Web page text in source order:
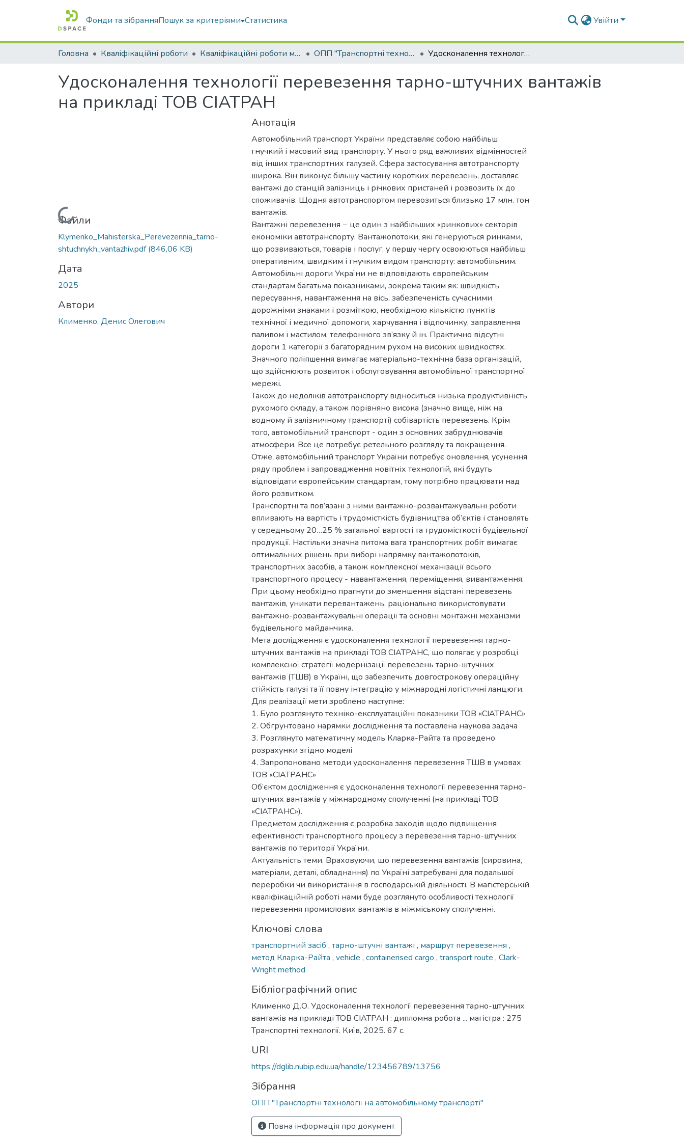
Фонди та зібранняПошук за критеріями Статистика Увійти
Головна Кваліфікаційні роботи Кваліфікаційні роботи магістрів ОПП "Транспортні технології на автомобільному транспорті" Удосконалення технології перевезення тарно-штучних вантажів на прикладі ТОВ СІАТРАН
Удосконалення технології перевезення тарно-штучних вантажів
на прикладі ТОВ СІАТРАН
Вантажиться...Файли
Klymenko_Mahisterska_Perevezennia_tarno-
shtuchnykh_vantazhiv.pdf(846,06 KB)
Дата
2025
Автори
Клименко, Денис Олегович
Анотація
Автомобільний транспорт України представляє собою найбільш
гнучкий і масовий вид транспорту. У нього ряд важливих відмінностей
від інших транспортних галузей. Сфера застосування автотранспорту
широка. Він виконує більшу частину коротких перевезень, доставляє
вантажі до станцій залізниць і річкових пристаней і розвозить їх до
споживачів. Щодня автотранспортом перевозиться близько 17 млн. тон
вантажів.
Вантажні перевезення − це один з найбільших «ринкових» секторів
економіки автотранспорту. Вантажопотоки, які генеруються ринками,
що розвиваються, товарів і послуг, у першу чергу освоюються найбільш
оперативним, швидким і гнучким видом транспорту: автомобільним.
Автомобільні дороги України не відповідають європейським
стандартам багатьма показниками, зокрема таким як: швидкість
пересування, навантаження на вісь, забезпеченість сучасними
дорожніми знаками і розміткою, необхідною кількістю пунктів
технічної і медичної допомоги, харчування і відпочинку, заправлення
паливом і мастилом, телефонного зв’язку й ін. Практично відсутні
дороги 1 категорії з багаторядним рухом на високих швидкостях.
Значного поліпшення вимагає матеріально-технічна база організацій,
що здійснюють розвиток і обслуговування автомобільної транспортної
мережі.
Також до недоліків автотранспорту відноситься низька продуктивність
рухомого складу, а також порівняно висока (значно вище, ніж на
водному й залізничному транспорті) собівартість перевезень. Крім
того, автомобільний транспорт - один з основних забруднювачів
атмосфери. Все це потребує ретельного розгляду та покращення.
Отже, автомобільний транспорт України потребує оновлення, усунення
ряду проблем і запровадження новітніх технологій, які будуть
відповідати європейським стандартам, тому потрібно працювати над
його розвитком.
Транспортні та пов’язані з ними вантажно-розвантажувальні роботи
впливають на вартість і трудомісткість будівництва об’єктів і становлять
у середньому 20…25 % загальної вартості та трудомісткості будівельної
продукції. Настільки значна питома вага транспортних робіт вимагає
оптимальних рішень при виборі напрямку вантажопотоків,
транспортних засобів, а також комплексної механізації всього
транспортного процесу - навантаження, переміщення, вивантаження.
При цьому необхідно прагнути до зменшення відстані перевезень
вантажів, уникати перевантажень, раціонально використовувати
вантажно-розвантажувальні операції та основні монтажні механізми
будівельного майданчика.
Мета дослідження є удосконалення технології перевезення тарно-
штучних вантажів на прикладі ТОВ СІАТРАНС, що полягає у розробці
комплексної стратегії модернізації перевезень тарно-штучних
вантажів (ТШВ) в Україні, що забезпечить довгострокову операційну
стійкість галузі та її повну інтеграцію у міжнародні логістичні ланцюги.
Для реалізації мети зроблено наступне:
1. Було розглянуто техніко-експлуатаційні показники ТОВ «СІАТРАНС»
2. Обгрунтовано нарямки дослідження та поставлена наукова задача
3. Розглянуто математичну модель Кларка-Райта та проведено
розрахунки згідно моделі
4. Запропоновано методи удосконалення перевезення ТШВ в умовах
ТОВ «СІАТРАНС»
Об’єктом дослідження є удосконалення технології перевезення тарно-
штучних вантажів у міжнародному сполученні (на прикладі ТОВ
«СІАТРАНС»).
Предметом дослідження є розробка заходів щодо підвищення
ефективності транспортного процесу з перевезення тарно-штучних
вантажів по території України.
Актуальність теми. Враховуючи, що перевезення вантажів (сировина,
матеріали, деталі, обладнання) по Україні затребувані для подальшої
переробки чи використання в господарській діяльності. В магістерській
кваліфікаційній роботі нами буде розглянуто особливості технології
перевезення промислових вантажів в міжміському сполученні.
Ключові слова
транспортний засіб , тарно-штучні вантажі , маршрут перевезення ,
метод Кларка-Райта , vehicle , containerised cargo , transport route , Clark-
Wright method
Бібліографічний опис
Клименко Д.О. Удосконалення технології перевезення тарно-штучних
вантажів на прикладі ТОВ СІАТРАН : дипломна робота ... магістра : 275
Транспортні технології. Київ, 2025. 67 с.
URI
https://dglib.nubip.edu.ua/handle/123456789/13756
Зібрання
ОПП "Транспортні технології на автомобільному транспорті"
Повна інформація про документ